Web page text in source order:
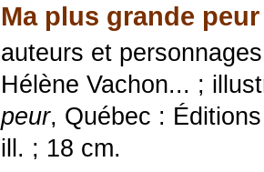
Ma plus grande peur
auteurs et
Hélène Vachon... ;
peur, Québec :
ill. ; 18 cm.